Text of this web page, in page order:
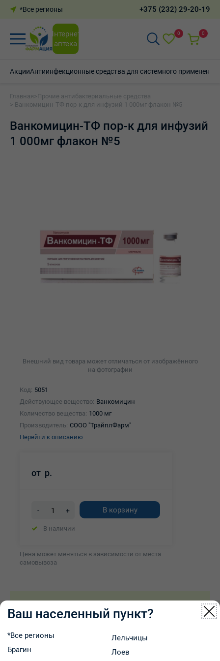
*Все регионы +375 (232) 29-20-19
Интернет-
аптека
0 0
АкцииАнтиинфекционные средства для системного применения
Главная >Прочие антибактериальные средства
> Ванкомицин-ТФ пор-к для инфузий 1 000мг флакон №5
Ванкомицин-ТФ пор-к для инфузий
1 000мг флакон №5
Внешний вид товара может отличаться от изображённого
на фотографии
Код: 5051
Действующее вещество: Ванкомицин
Количество вещества: 1000 мг
Производитель: СООО "ТрайплФарм"
Перейти к описанию
от р.
- + В корзину
В наличии
Цена может меняться в зависимости от места
самовывоза
Описание товараХарактеристики
Описание товара
Ваш населенный пункт?
*Все регионы
Брагин
Лельчицы
Лоев